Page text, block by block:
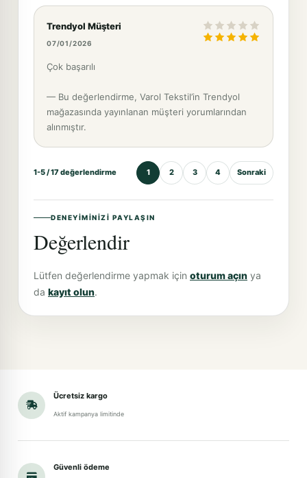
Trendyol Müşteri
07/01/2026
Çok başarılı
— Bu değerlendirme, Varol Tekstil’in Trendyol
mağazasında yayınlanan müşteri yorumlarından
alınmıştır.
1-5 / 17 değerlendirme 1 2 3 4 Sonraki
DENEYIMINIZI PAYLAŞIN
Değerlendir
Lütfen değerlendirme yapmak için oturum açın ya
da kayıt olun.
Ücretsiz kargo
Aktif kampanya limitinde
Güvenli ödeme